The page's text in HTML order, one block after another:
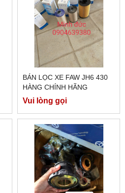
BÁN LỌC XE FAW JH6 430
HÀNG CHÍNH HÃNG
Vui lòng gọi